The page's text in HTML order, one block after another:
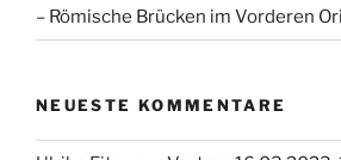
– Römische Brücken im Vorderen
NEUESTE KOMMENTARE